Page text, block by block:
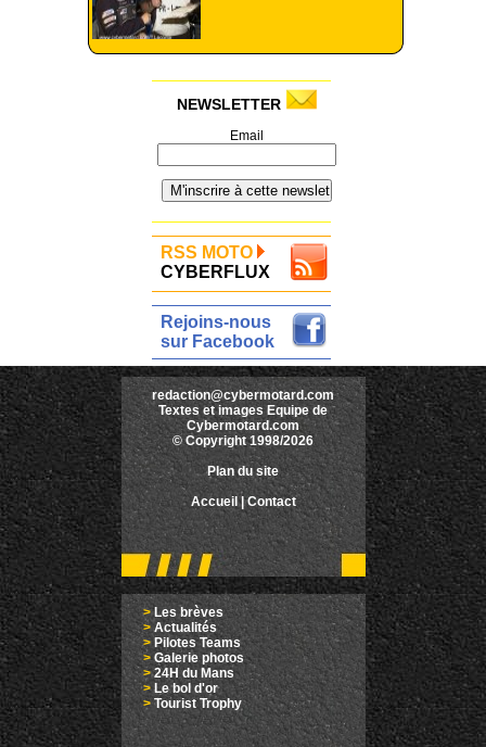
NEWSLETTER
Email
RSS MOTO
CYBERFLUX
Rejoins-nous
sur Facebook
redaction@cybermotard.com
Textes et images Equipe de
Cybermotard.com
© Copyright 1998/2026
Plan du site
Accueil |Contact
>Les brèves
> Actualités
> Pilotes Teams
>Galerie photos
>24H du Mans
>Le bol d'or
> Tourist Trophy